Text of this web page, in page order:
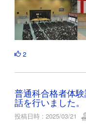
2
普通科合格者体
話を行いました。
投稿日時 : 2025/03/21